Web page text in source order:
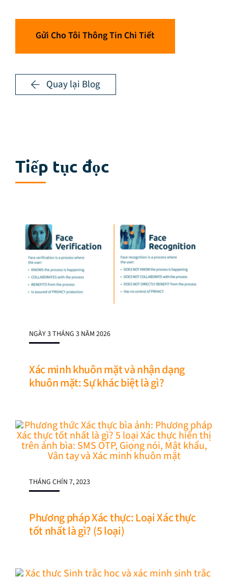
Gửi Cho Tôi Thông Tin Chi Tiết
Quay lại Blog
Tiếp tục đọc
NGÀY 3 THÁNG 3 NĂM 2026
Xác minh khuôn mặt và nhận dạng
khuôn mặt: Sự khác biệt là gì?
THÁNG CHÍN 7, 2023
Phương pháp Xác thực: Loại Xác thực
tốt nhất là gì? (5 loại)